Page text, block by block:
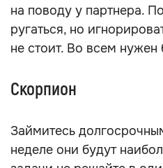
на поводу у партнера.
ругаться, но
не стоит. Во всем нужен
Скорпион
Займитесь
неделе они будут